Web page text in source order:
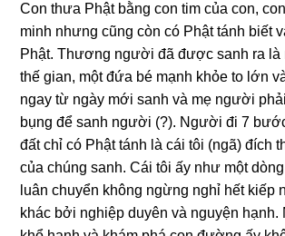
Con thưa Phật bằng con tim của con,
minh nhưng cũng còn có Phật tánh biết
Phật. Thương người đã được sanh ra là
thế gian, một đứa bé mạnh khỏe to lớn
ngay từ ngày mới sanh và mẹ người
bụng để sanh người (?). Người đi 7
đất chỉ có Phật tánh là cái tôi (ngã) đích
của chúng sanh. Cái tôi ấy như một
luân chuyển không ngừng nghỉ hết kiếp
khác bởi nghiệp duyên và nguyện hạnh.